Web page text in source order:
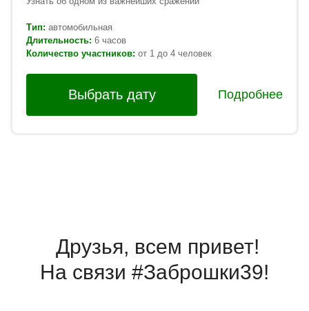
Тип: автомобильная
Длительность: 6 часов
Количество участников: от 1 до 4 человек
Выбрать дату Подробнее
Друзья, всем привет!
На связи #Заброшки39!